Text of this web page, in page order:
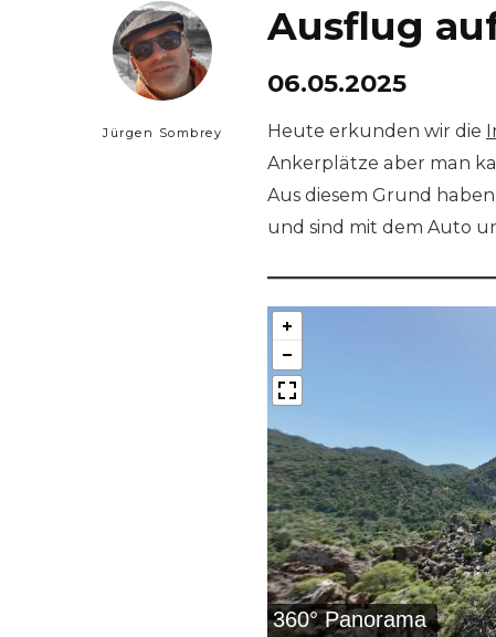
Jürgen Sombrey
Ausflug
06.05.2025
Heute erkunden wir die
Ankerplätze aber man
Aus diesem Grund
und sind mit dem Auto
360° Panorama